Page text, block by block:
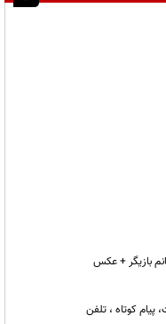
بازیگر + عکس
پیام کوتاه ، تلفن